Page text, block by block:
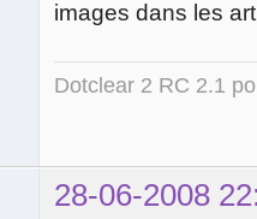
images dans les
Dotclear 2 RC 2.1
28-06-2008